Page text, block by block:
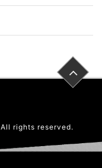
All rights reserved.